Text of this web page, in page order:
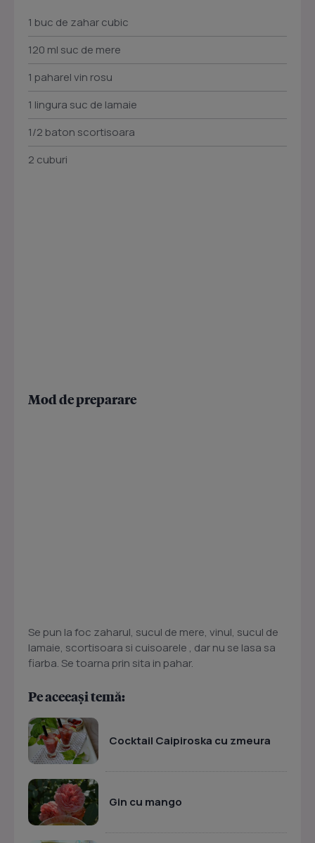
1 buc de zahar cubic
120 ml suc de mere
1 paharel vin rosu
1 lingura suc de lamaie
1/2 baton scortisoara
2 cuburi
Mod de preparare
Se pun la foc zaharul, sucul de mere, vinul, sucul de
lamaie, scortisoara si cuisoarele , dar nu se lasa sa
fiarba. Se toarna prin sita in pahar.
Pe aceeași temă:
Cocktail Caipiroska cu zmeura
Gin cu mango